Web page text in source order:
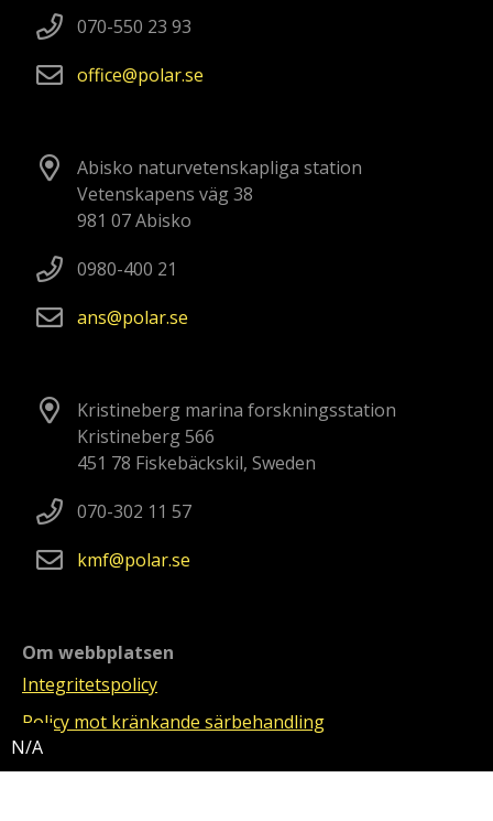
070-550 23 93
office
polarse
Abisko naturvetenskapliga station
Vetenskapens väg 38
981 07 Abisko
0980-400 21
ans
polarse
Kristineberg marina forskningsstation
Kristineberg 566
451 78 Fiskebäckskil, Sweden
070-302 11 57
kmf
polarse
Om webbplatsen
Integritetspolicy
Policy mot kränkande särbehandling